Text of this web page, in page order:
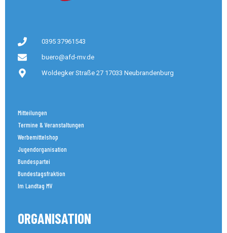
0395 37961543
buero@afd-mv.de
Woldegker Straße 27 17033 Neubrandenburg
Mitteilungen
Termine & Veranstaltungen
Werbemittelshop
Jugendorganisation
Bundespartei
Bundestagsfraktion
Im Landtag MV
ORGANISATION